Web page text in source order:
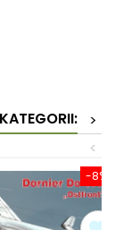
>
<
-8%